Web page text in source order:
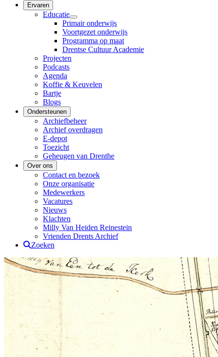
Ervaren
Educatie
Primair onderwijs
Voortgezet onderwijs
Programma op maat
Drentse Cultuur Academie
Projecten
Podcasts
Agenda
Koffie & Keuvelen
Bartje
Blogs
Ondersteunen
Archiefbeheer
Archief overdragen
E-depot
Toezicht
Geheugen van Drenthe
Over ons
Contact en bezoek
Onze organisatie
Medewerkers
Vacatures
Nieuws
Klachten
Milly Van Heiden Reinestein
Vrienden Drents Archief
Zoeken